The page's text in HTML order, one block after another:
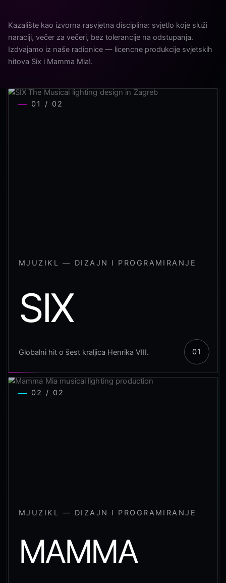
Kazalište kao izvorna rasvjetna disciplina: svjetlo koje služi
naraciji, večer za večeri, bez tolerancije na odstupanja.
Izdvajamo iz naše radionice — licencne produkcije svjetskih
hitova Six i Mamma Mia!.
01 / 02
MJUZIKL — DIZAJN I PROGRAMIRANJE
SIX
Globalni hit o šest kraljica Henrika VIII.
02 / 02
MJUZIKL — DIZAJN I PROGRAMIRANJE
MAMMA